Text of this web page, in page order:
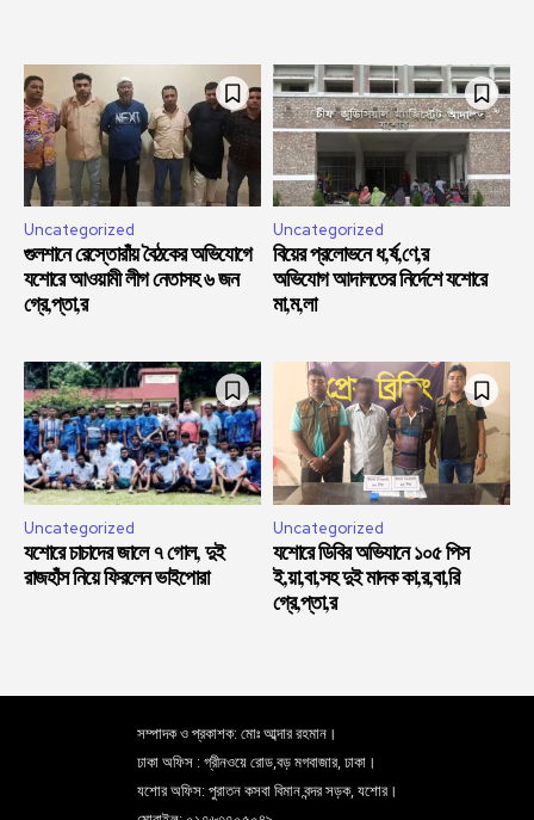
Uncategorized
গুলশানে রেস্তোরাঁয় বৈঠকের অভিযোগে
যশোরে আওয়ামী লীগ নেতাসহ ৬ জন
গ্রে,প্তা,র
Uncategorized
বিয়ের প্রলোভনে ধ,র্ষ,ণে,র
অভিযোগ আদালতের নির্দেশে যশোরে
মা,ম,লা
Uncategorized
যশোরে চাচাদের জালে ৭ গোল, দুই
রাজহাঁস নিয়ে ফিরলেন ভাইপোরা
Uncategorized
যশোরে ডিবির অভিযানে ১০৫ পিস
ই,য়া,বা,সহ দুই মাদক কা,র,বা,রি
গ্রে,প্তা,র
সম্পাদক ও প্রকাশক: মোঃ আব্দার রহমান।
ঢাকা অফিস : গ্রীনওয়ে রোড,বড় মগবাজার, ঢাকা।
যশোর অফিস: পুরাতন কসবা বিমান বন্দর সড়ক, যশোর।